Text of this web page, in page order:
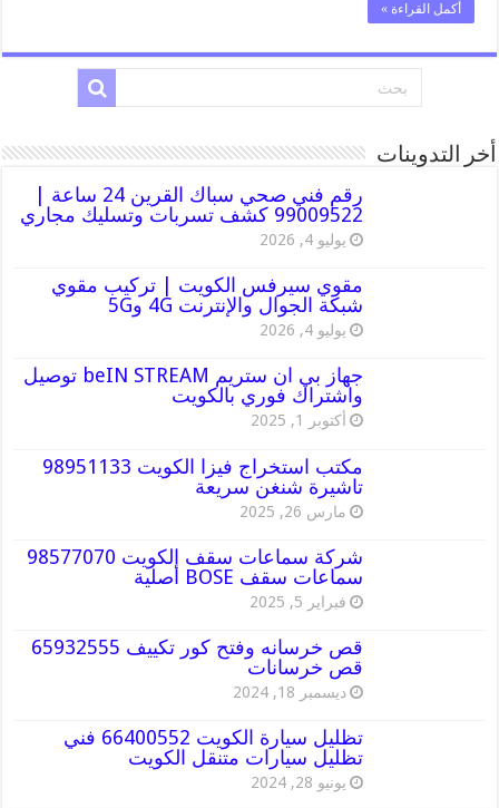
أكمل القراءة »
أخر التدوينات
رقم فني صحي سباك القرين 24 ساعة |
99009522 كشف تسربات وتسليك مجاري
يوليو 4, 2026
مقوي سيرفس الكويت | تركيب مقوي
شبكة الجوال والإنترنت 4G و5G
يوليو 4, 2026
جهاز بي ان ستريم beIN STREAM توصيل
واشتراك فوري بالكويت
أكتوبر 1, 2025
مكتب استخراج فيزا الكويت 98951133
تاشيرة شنغن سريعة
مارس 26, 2025
شركة سماعات سقف الكويت 98577070
سماعات سقف BOSE أصلية
فبراير 5, 2025
قص خرسانه وفتح كور تكييف 65932555
قص خرسانات
ديسمبر 18, 2024
تظليل سيارة الكويت 66400552 فني
تظليل سيارات متنقل الكويت
يونيو 28, 2024